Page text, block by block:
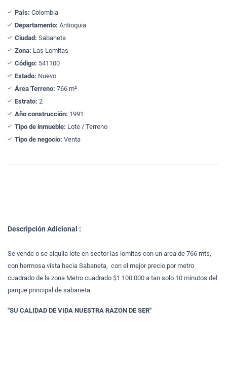
País: Colombia
Departamento: Antioquia
Ciudad: Sabaneta
Zona: Las Lomitas
Código: 541100
Estado: Nuevo
Área Terreno: 766 m²
Estrato: 2
Año construcción: 1991
Tipo de inmueble: Lote / Terreno
Tipo de negocio: Venta
Descripción Adicional :
Se vende o se alquila lote en sector las lomitas con un area de 766 mts,
con hermosa vista hacia Sabaneta, con el mejor precio por metro
cuadrado de la zona Metro cuadrado $1.100.000 a tan solo 10 minutos del
parque principal de sabaneta.
"SU CALIDAD DE VIDA NUESTRA RAZON DE SER"